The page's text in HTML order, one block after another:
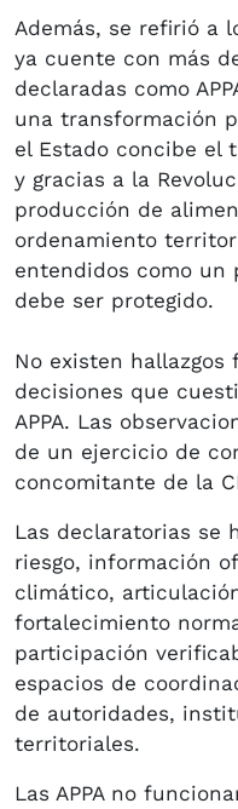
Además, se refirió a
ya cuente con más
declaradas como
una transformación
el Estado concibe el
y gracias a la
producción de
ordenamiento
entendidos como un
debe ser protegido.
No existen hallazgos
decisiones que
APPA. Las
de un ejercicio de
concomitante de la
Las declaratorias se
riesgo, información
climático,
fortalecimiento
participación
espacios de
de autoridades,
territoriales.
Las APPA no